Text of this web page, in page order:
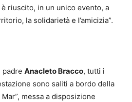
riuscito, in un unico evento, a
la solidarietà e l’amicizia”.
padre Anacleto Bracco, tutti i
sono saliti a bordo della
messa a disposizione